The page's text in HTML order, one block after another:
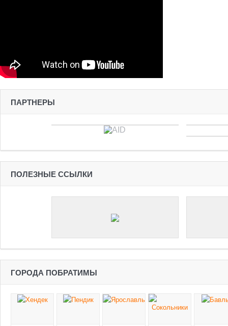
ПАРТНЕРЫ
ПОЛЕЗНЫЕ ССЫЛКИ
ГОРОДА ПОБРАТИМЫ